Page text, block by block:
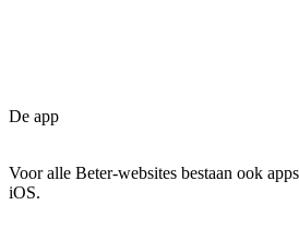
De app
Voor alle Beter-websites bestaan ook
iOS.